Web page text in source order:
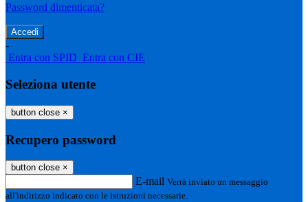
Password dimenticata?
-
Entra con SPID Entra con CIE
Seleziona utente
button close ×
Recupero password
button close ×
E-mail Verrà inviato un messaggio
all'indirizzo indicato con le istruzioni necessarie.